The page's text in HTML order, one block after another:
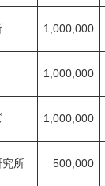
1,000,000
1,000,000
1,000,000
究所 500,000